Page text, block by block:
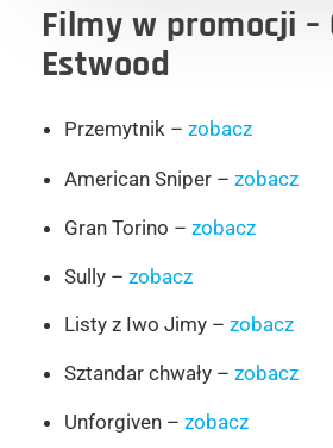
Filmy w promocji –
Estwood
Przemytnik – zobacz
American Sniper – zobacz
Gran Torino – zobacz
Sully – zobacz
Listy z Iwo Jimy – zobacz
Sztandar chwały – zobacz
Unforgiven – zobacz